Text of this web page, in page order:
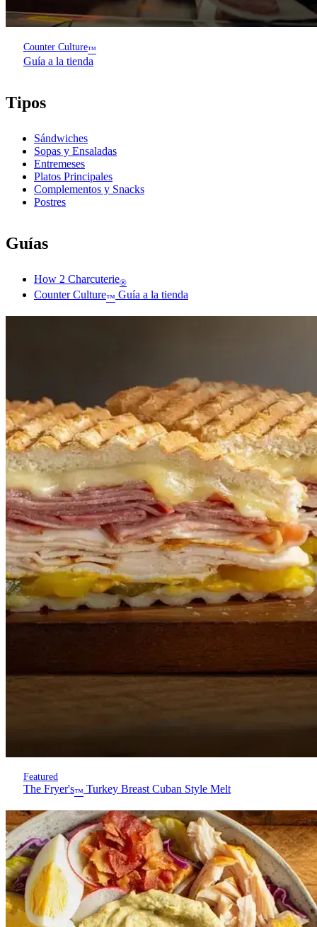
Counter Culture™
Guía a la tienda
Tipos
Sándwiches
Sopas y Ensaladas
Entremeses
Platos Principales
Complementos y Snacks
Postres
Guías
How 2 Charcuterie®
Counter Culture™ Guía a la tienda
Featured
The Fryer's™ Turkey Breast Cuban Style Melt